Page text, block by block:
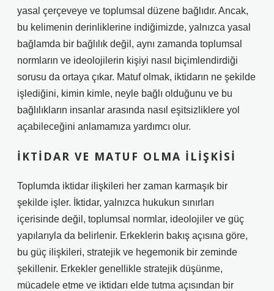
yasal çerçeveye ve toplumsal düzene bağlıdır. Ancak,
bu kelimenin derinliklerine indiğimizde, yalnızca yasal
bağlamda bir bağlılık değil, aynı zamanda toplumsal
normların ve ideolojilerin kişiyi nasıl biçimlendirdiği
sorusu da ortaya çıkar. Matuf olmak, iktidarın ne şekilde
işlediğini, kimin kimle, neyle bağlı olduğunu ve bu
bağlılıkların insanlar arasında nasıl eşitsizliklere yol
açabileceğini anlamamıza yardımcı olur.
İKTIDAR VE MATUF OLMA İLIŞKISI
Toplumda iktidar ilişkileri her zaman karmaşık bir
şekilde işler. İktidar, yalnızca hukukun sınırları
içerisinde değil, toplumsal normlar, ideolojiler ve güç
yapılarıyla da belirlenir. Erkeklerin bakış açısına göre,
bu güç ilişkileri, stratejik ve hegemonik bir zeminde
şekillenir. Erkekler genellikle stratejik düşünme,
mücadele etme ve iktidarı elde tutma açısından bir